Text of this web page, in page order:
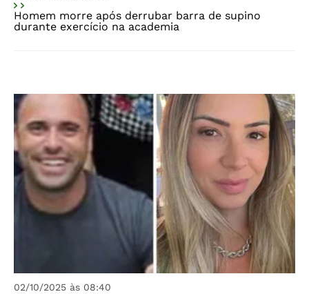
Homem morre após derrubar barra de supino
durante exercício na academia
02/10/2025 às 08:40